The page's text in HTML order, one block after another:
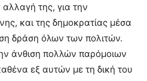
της, για την
και της δημοκρατίας μέσα
δράση όλων των πολιτών.
άνθιση πολλών παρόμοιων
εξ αυτών με τη δική του